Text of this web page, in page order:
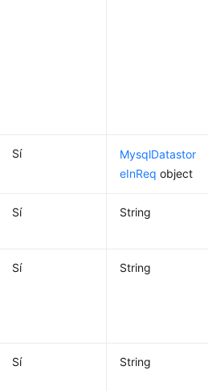
Sí
MysqlDatastor
eInReq object
Sí String
Sí String
Sí String